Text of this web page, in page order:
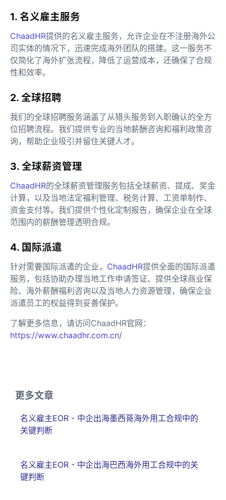
1. 名义雇主服务
ChaadHR提供的名义雇主服务，允许企业在不注册海外公
司实体的情况下，迅速完成海外团队的搭建。这一服务不
仅简化了海外扩张流程，降低了运营成本，还确保了合规
性和效率。
2. 全球招聘
我们的全球招聘服务涵盖了从猎头服务到入职确认的全方
位招聘流程。我们提供专业的当地薪酬咨询和福利政策咨
询，帮助企业吸引并留住关键人才。
3. 全球薪资管理
ChaadHR的全球薪资管理服务包括全球薪资、提成、奖金
计算，以及当地法定福利管理、税务计算、工资单制作、
资金支付等。我们提供个性化定制报告，确保企业在全球
范围内的薪酬管理透明合规。
4. 国际派遣
针对需要国际派遣的企业， ChaadHR提供全面的国际派遣
服务，包括协助办理当地工作申请签证、提供全球商业保
险、海外薪酬福利咨询以及当地人力资源管理，确保企业
派遣员工的权益得到妥善保护。
了解更多信息，请访问ChaadHR官网：
https://www.chaadhr.com.cn/
更多文章
名义雇主EOR - 中企出海墨西哥海外用工合规中的
关键判断
名义雇主EOR - 中企出海巴西海外用工合规中的关
键判断